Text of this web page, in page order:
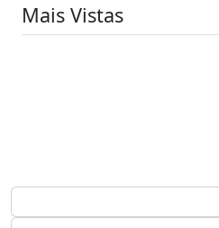
Mais Vistas